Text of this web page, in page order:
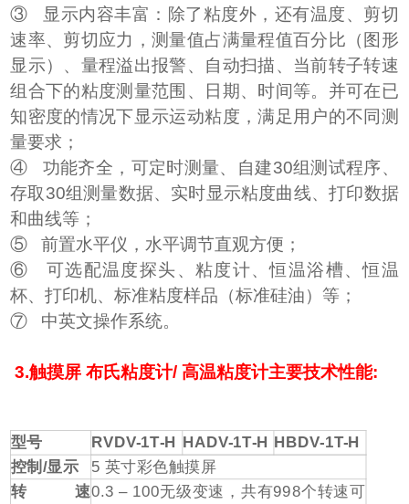
③ 显示内容丰富：除了粘度外，还有温度、剪切
速率、剪切应力，测量值占满量程值百分比（图形
显示）、量程溢出报警、自动扫描、当前转子转速
组合下的粘度测量范围、日期、时间等。并可在已
知密度的情况下显示运动粘度，满足用户的不同测
量要求；
④ 功能齐全，可定时测量、自建30组测试程序、
存取30组测量数据、实时显示粘度曲线、打印数据
和曲线等；
⑤ 前置水平仪，水平调节直观方便；
⑥ 可选配温度探头、粘度计、恒温浴槽、恒温
杯、打印机、标准粘度样品（标准硅油）等；
⑦ 中英文操作系统。
3.触摸屏 布氏粘度计/ 高温粘度计主要技术性能:
型号 RVDV-1T-H HADV-1T-H
HBDV-1T-H
控制/显示 5英寸彩色触摸屏
转速0.3 – 100无级变速，共有998个转速可